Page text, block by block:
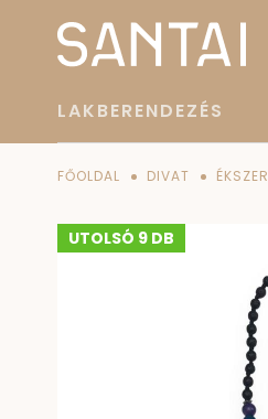
LAKBERENDEZÉS
FŐOLDAL DIVAT ÉKSZER
UTOLSÓ 9 DB